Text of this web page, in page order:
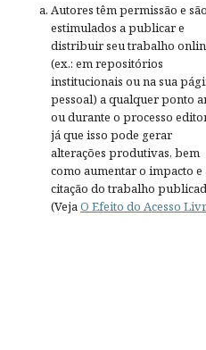
Autores têm permissão e
estimulados a publicar e
distribuir seu trabalho
(ex.: em repositórios
institucionais ou na sua
pessoal) a qualquer ponto
ou durante o processo
já que isso pode gerar
alterações produtivas, bem
como aumentar o impacto e
citação do trabalho
(VejaO Efeito do Acesso